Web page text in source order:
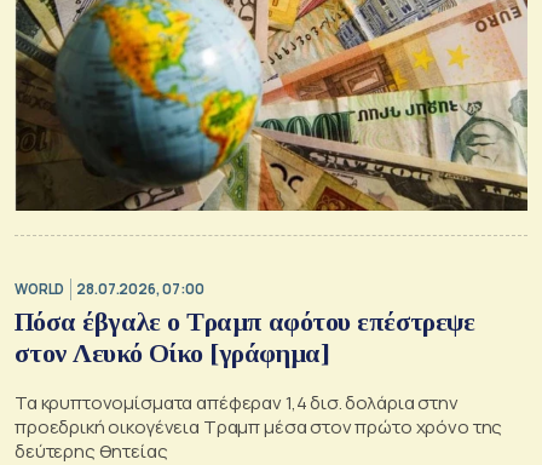
WORLD 28.07.2026, 07:00
Πόσα έβγαλε ο Τραμπ αφότου επέστρεψε
στον Λευκό Οίκο [γράφημα]
Τα κρυπτονομίσματα απέφεραν 1,4 δισ. δολάρια στην
προεδρική οικογένεια Τραμπ μέσα στον πρώτο χρόνο της
δεύτερης θητείας